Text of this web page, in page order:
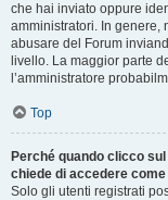
che hai inviato oppure
amministratori. In genere,
abusare del Forum
livello. La maggior parte
l’amministratore
Top
Perché quando clicco
chiede di accedere
Solo gli utenti registrati